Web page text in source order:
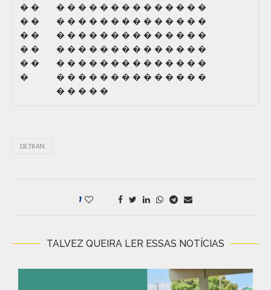
� �
� �
� �
� �
� �
�
� � � � � � � � � � � � � �
� � � � � � � � � � � � � �
� � � � � � � � � � � � � �
� � � � � � � � � � � � � �
� � � � � � � � � � � � � �
� � � � � � � � � � � � � �
� � � � �
DETRAN
1
TALVEZ QUEIRA LER ESSAS NOTÍCIAS